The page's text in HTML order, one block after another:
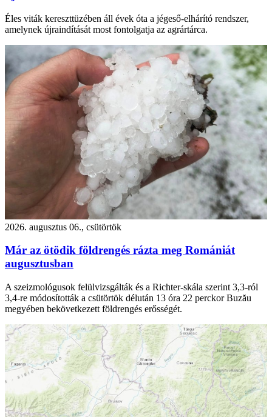
Éles viták kereszttüzében áll évek óta a jégeső-elhárító rendszer,
amelynek újraindítását most fontolgatja az agrártárca.
2026. augusztus 06., csütörtök
Már az ötödik földrengés rázta meg Romániát
augusztusban
A szeizmológusok felülvizsgálták és a Richter-skála szerint 3,3-ról
3,4-re módosították a csütörtök délután 13 óra 22 perckor Buzău
megyében bekövetkezett földrengés erősségét.